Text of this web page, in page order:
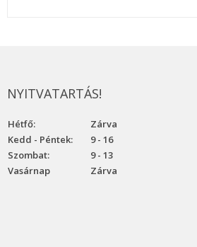
NYITVATARTÁS!
Hétfő:
Zárva
Kedd - Péntek:
9 - 16
Szombat:
9 - 13
Vasárnap
Zárva